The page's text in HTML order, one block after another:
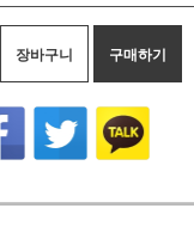
장바구니 구매하기